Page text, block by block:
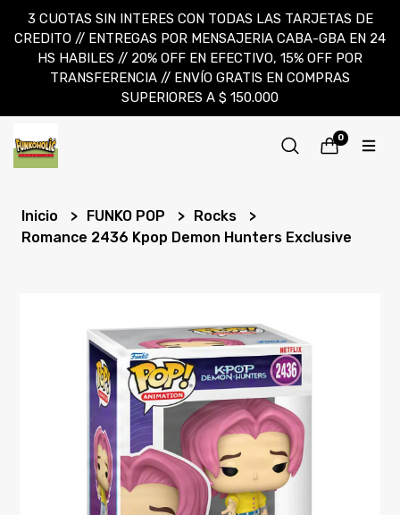
3 CUOTAS SIN INTERES CON TODAS LAS TARJETAS DE
CREDITO // ENTREGAS POR MENSAJERIA CABA-GBA EN 24
HS HABILES // 20% OFF EN EFECTIVO, 15% OFF POR
TRANSFERENCIA // ENVÍO GRATIS EN COMPRAS
SUPERIORES A $ 150.000
0
Inicio FUNKO POP
Rocks
Romance 2436 Kpop Demon Hunters Exclusive